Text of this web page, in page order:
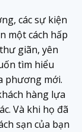
các sự kiện
một cách hấp
giãn, yên
tìm hiểu
phương mới.
hàng lựa
Và khi họ đã
sạn của bạn